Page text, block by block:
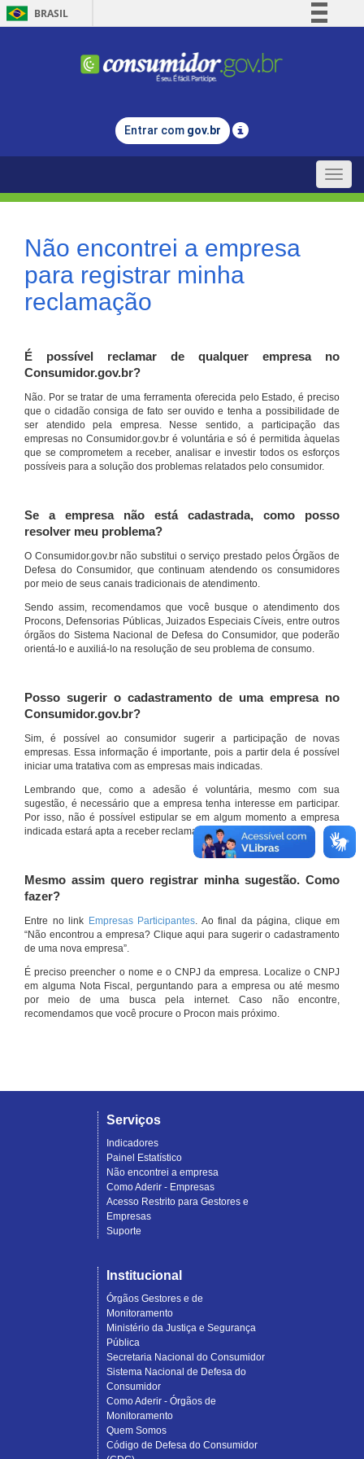
BRASIL
Comunica BR
Legislação
Entrar com gov.br
Toggle
Não encontrei a empresa
para registrar minha
reclamação
É possível reclamar de qualquer empresa no
Consumidor.gov.br?
Não. Por se tratar de uma ferramenta oferecida pelo Estado, é preciso
que o cidadão consiga de fato ser ouvido e tenha a possibilidade de
ser atendido pela empresa. Nesse sentido, a participação das
empresas no Consumidor.gov.br é voluntária e só é permitida àquelas
que se comprometem a receber, analisar e investir todos os esforços
possíveis para a solução dos problemas relatados pelo consumidor.
Se a empresa não está cadastrada, como posso
resolver meu problema?
O Consumidor.gov.br não substitui o serviço prestado pelos Órgãos de
Defesa do Consumidor, que continuam atendendo os consumidores
por meio de seus canais tradicionais de atendimento.
Sendo assim, recomendamos que você busque o atendimento dos
Procons, Defensorias Públicas, Juizados Especiais Cíveis, entre outros
órgãos do Sistema Nacional de Defesa do Consumidor, que poderão
orientá-lo e auxiliá-lo na resolução de seu problema de consumo.
Posso sugerir o cadastramento de uma empresa no
Consumidor.gov.br?
Sim, é possível ao consumidor sugerir a participação de novas
empresas. Essa informação é importante, pois a partir dela é possível
iniciar uma tratativa com as empresas mais indicadas.
Lembrando que, como a adesão é voluntária, mesmo com sua
sugestão, é necessário que a empresa tenha interesse em participar.
Por isso, não é possível estipular se em algum momento a empresa
indicada estará apta a receber reclamações por meio do site.
Mesmo assim quero registrar minha sugestão. Como
fazer?
Entre no link Empresas Participantes. Ao final da página, clique em
“Não encontrou a empresa? Clique aqui para sugerir o cadastramento
de uma nova empresa”.
É preciso preencher o nome e o CNPJ da empresa. Localize o CNPJ
em alguma Nota Fiscal, perguntando para a empresa ou até mesmo
por meio de uma busca pela internet. Caso não encontre,
recomendamos que você procure o Procon mais próximo.
Serviços
Indicadores
Painel Estatístico
Não encontrei a empresa
Como Aderir - Empresas
Acesso Restrito para Gestores e
Empresas
Suporte
Institucional
Órgãos Gestores e de
Monitoramento
Ministério da Justiça e Segurança
Pública
Secretaria Nacional do Consumidor
Sistema Nacional de Defesa do
Consumidor
Como Aderir - Órgãos de
Monitoramento
Quem Somos
Código de Defesa do Consumidor